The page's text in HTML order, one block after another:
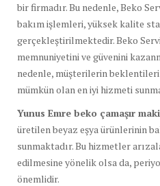
bir firmadır. Bu nedenle, Beko
bakım işlemleri, yüksek kalite
gerçekleştirilmektedir. Beko
memnuniyetini ve güvenini
nedenle, müşterilerin
mümkün olan en iyi hizmeti
Yunus Emre beko çamaşır
üretilen beyaz eşya ürünlerinin
sunmaktadır. Bu hizmetler
edilmesine yönelik olsa da,
önemlidir.